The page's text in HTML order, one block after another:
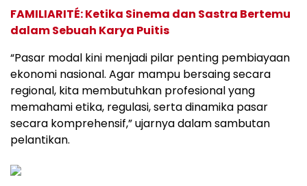
FAMILIARITÉ: Ketika Sinema dan Sastra Bertemu
dalam Sebuah Karya Puitis
“Pasar modal kini menjadi pilar penting pembiayaan
ekonomi nasional. Agar mampu bersaing secara
regional, kita membutuhkan profesional yang
memahami etika, regulasi, serta dinamika pasar
secara komprehensif,” ujarnya dalam sambutan
pelantikan.